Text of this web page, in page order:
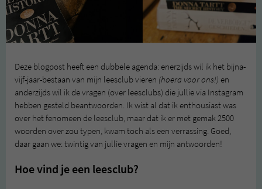
Deze blogpost heeft een dubbele agenda: enerzijds wil ik het bijna-
vijf-jaar-bestaan van mijn leesclub vieren (hoera voor ons!) en
anderzijds wil ik de vragen (over leesclubs) die jullie via Instagram
hebben gesteld beantwoorden. Ik wist al dat ik enthousiast was
over het fenomeen de leesclub, maar dat ik er met gemak 2500
woorden over zou typen, kwam toch als een verrassing. Goed,
daar gaan we: twintig van jullie vragen en mijn antwoorden!
Hoe vind je een leesclub?